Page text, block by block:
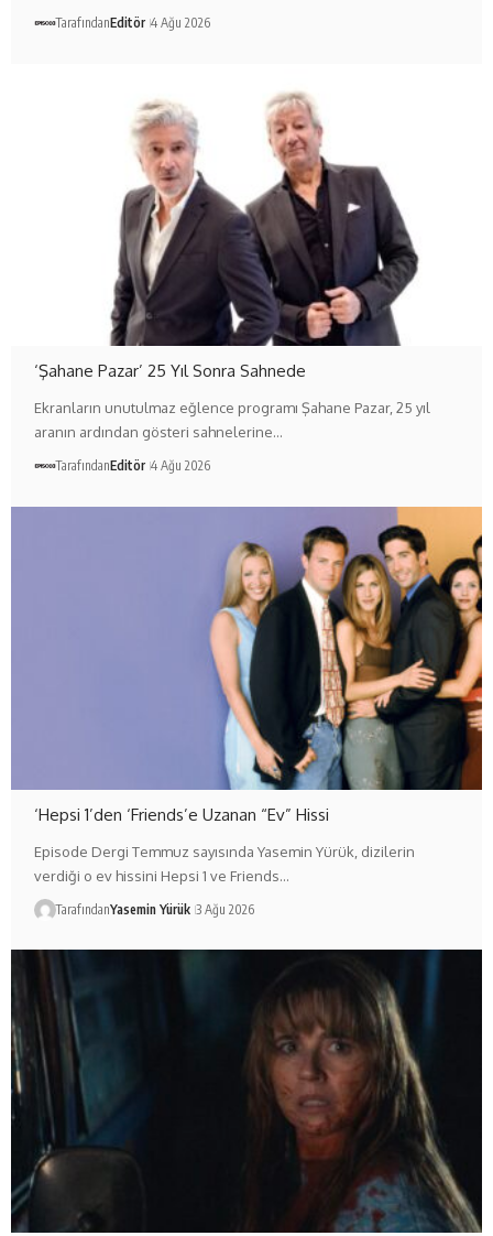
TarafındanEditör 4 Ağu 2026
‘Şahane Pazar’ 25 Yıl Sonra Sahnede
Ekranların unutulmaz eğlence programı Şahane Pazar, 25 yıl
aranın ardından gösteri sahnelerine…
TarafındanEditör 4 Ağu 2026
‘Hepsi 1’den ‘Friends’e Uzanan “Ev” Hissi
Episode Dergi Temmuz sayısında Yasemin Yürük, dizilerin
verdiği o ev hissini Hepsi 1 ve Friends…
TarafındanYasemin Yürük 3 Ağu 2026